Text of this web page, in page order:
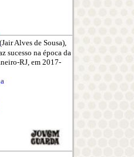
Alves de Sousa),
sucesso na época da
RJ, em 2017-